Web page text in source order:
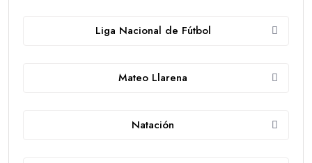
Liga Nacional de Fútbol
Mateo Llarena
Natación